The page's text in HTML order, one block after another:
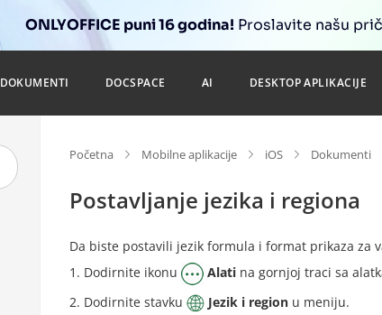
ONLYOFFICE puni 16 godina! Proslavite našu
DOKUMENTI DOCSPACE AI DESKTOP APLIKACIJE
Početna Mobilne aplikacije iOS Dokumenti
Postavljanje jezika i regiona
Da biste postavili jezik formula i format prikaza za
Dodirnite ikonu
Alati na gornjoj traci sa
Dodirnite stavku
Jezik i region u meniju.